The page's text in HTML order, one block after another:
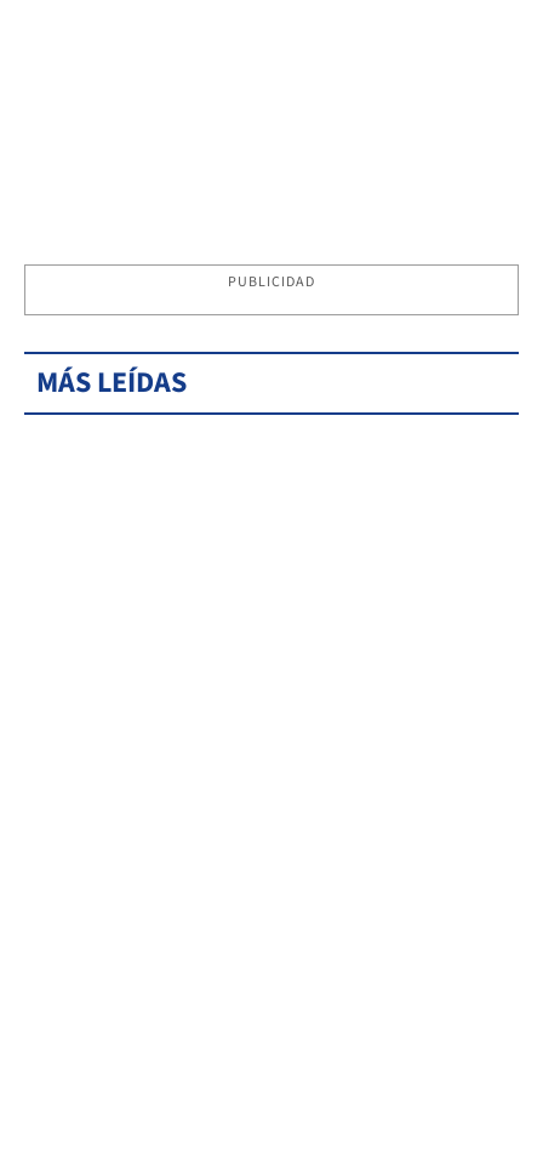
PUBLICIDAD
MÁS LEÍDAS